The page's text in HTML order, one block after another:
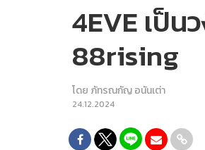
4EVE เป็น
88rising
โดย ภัทรณกัญ อนันเต่า
24.12.2024